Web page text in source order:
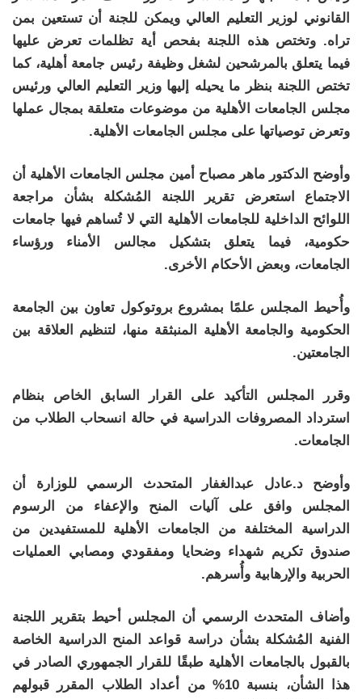
القانوني لوزير التعليم العالي ويمكن للجنة أن تستعين بمن
تراه. وتختص هذه اللجنة بفحص أية تظلمات تعرض عليها
فيما يتعلق بالمرشحين لشغل وظيفة رئيس جامعة أهلية، كما
تختص اللجنة بنظر ما يحيله إليها وزير التعليم العالي ورئيس
مجلس الجامعات الأهلية من موضوعات متعلقة بمجال عملها
وتعرض توصياتها على مجلس الجامعات الأهلية.
وأوضح الدكتور ماهر مصباح أمين مجلس الجامعات الأهلية أن
الاجتماع استعرض تقرير اللجنة المُشكلة بشأن مراجعة
اللوائح الداخلية للجامعات الأهلية التي لا تُساهم فيها جامعات
حكومية، فيما يتعلق بتشكيل مجالس الأمناء ورؤساء
الجامعات، وبعض الأحكام الأخرى.
وأُحيط المجلس علمًا بمشروع بروتوكول تعاون بين الجامعة
الحكومية والجامعة الأهلية المنبثقة منها، لتنظيم العلاقة بين
الجامعتين.
وقرر المجلس التأكيد على القرار السابق الخاص بنظام
استرداد المصروفات الدراسية في حالة انسحاب الطلاب من
الجامعات.
وأوضح د.عادل عبدالغفار المتحدث الرسمي للوزارة أن
المجلس وافق على آليات المنح والإعفاء من الرسوم
الدراسية المختلفة من الجامعات الأهلية للمستفيدين من
صندوق تكريم شهداء وضحايا ومفقودي ومصابي العمليات
الحربية والإرهابية وأُسرهم.
وأضاف المتحدث الرسمي أن المجلس أحيط بتقرير اللجنة
الفنية المُشكلة بشأن دراسة قواعد المنح الدراسية الخاصة
بالقبول بالجامعات الأهلية طبقًا للقرار الجمهوري الصادر في
هذا الشأن، بنسبة 10% من أعداد الطلاب المقرر قبولهم